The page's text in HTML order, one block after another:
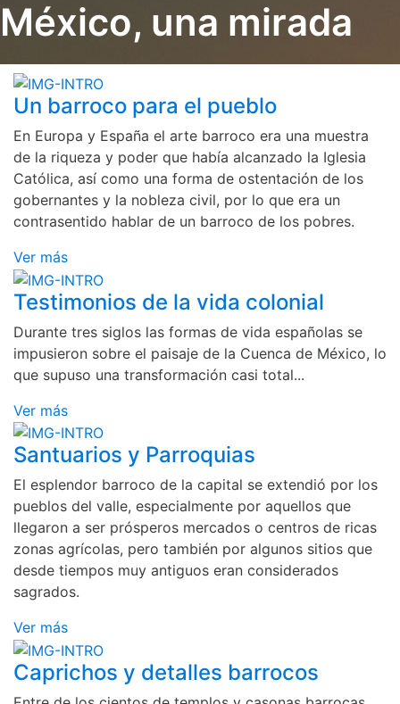
México, una mirada
Un barroco para el pueblo
En Europa y España el arte barroco era una muestra
de la riqueza y poder que había alcanzado la Iglesia
Católica, así como una forma de ostentación de los
gobernantes y la nobleza civil, por lo que era un
contrasentido hablar de un barroco de los pobres.
Ver más
Testimonios de la vida colonial
Durante tres siglos las formas de vida españolas se
impusieron sobre el paisaje de la Cuenca de México, lo
que supuso una transformación casi total...
Ver más
Santuarios y Parroquias
El esplendor barroco de la capital se extendió por los
pueblos del valle, especialmente por aquellos que
llegaron a ser prósperos mercados o centros de ricas
zonas agrícolas, pero también por algunos sitios que
desde tiempos muy antiguos eran considerados
sagrados.
Ver más
Caprichos y detalles barrocos